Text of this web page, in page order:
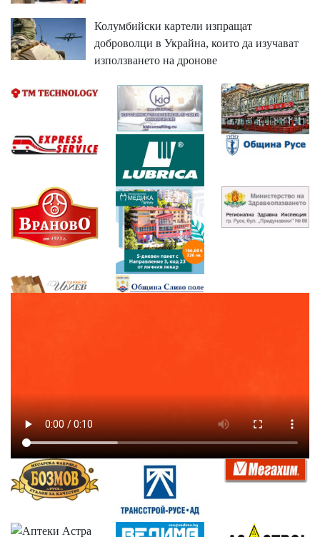
Колумбийски картели изпращат
доброволци в Украйна, които да изучават
използването на дронове